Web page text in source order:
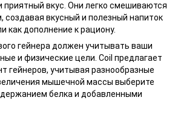
приятный вкус. Они легко смешиваются
создавая вкусный и полезный напиток
как дополнение к рациону.
гейнера должен учитывать ваши
и физические цели. Coil предлагает
гейнеров, учитывая разнообразные
мышечной массы выберите
белка и добавленными